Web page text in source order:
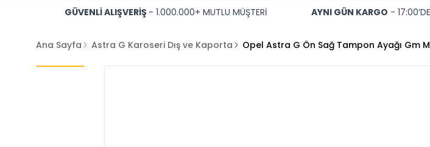
GÜVENLİ ALIŞVERİŞ - 1.000.000+ MUTLU MÜŞTERİ AYNI GÜN KARGO -
Ana Sayfa Astra G Karoseri Dış ve Kaporta Opel Astra G Ön Sağ Tampon Ayağı Gm